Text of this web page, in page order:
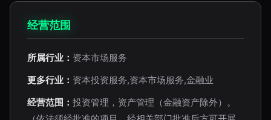
经营范围
所属行业： 资本市场服务
更多行业： 资本投资服务,资本市场服务,金融业
经营范围： 投资管理，资产管理（金融资产除外）。